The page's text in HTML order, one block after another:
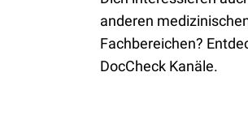
anderen
Fachbereichen?
DocCheck Kanäle.